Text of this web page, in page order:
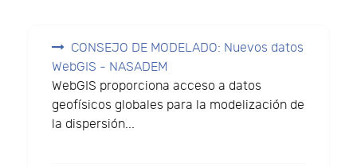
CONSEJO DE MODELADO: Nuevos datos
WebGIS - NASADEM
WebGIS proporciona acceso a datos
geofísicos globales para la modelización de
la dispersión...